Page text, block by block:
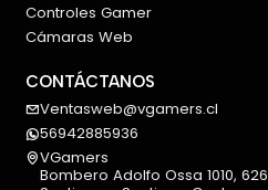
Controles Gamer
Cámaras Web
CONTÁCTANOS
Ventasweb@vgamers.cl
56942885936
VGamers
Bombero Adolfo Ossa 1010, 626